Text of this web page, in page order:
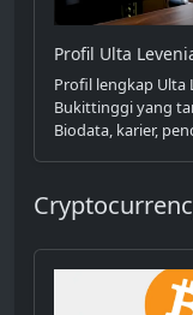
Profil Ulta
Profil lengkap Ulta
Bukittinggi yang
Biodata, karier,